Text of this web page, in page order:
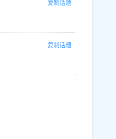
复制话题
复制话题